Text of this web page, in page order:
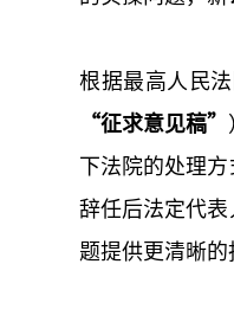
根据最高人民
“征求意见稿”
下法院的处理
辞任后法定代
题提供更清晰的